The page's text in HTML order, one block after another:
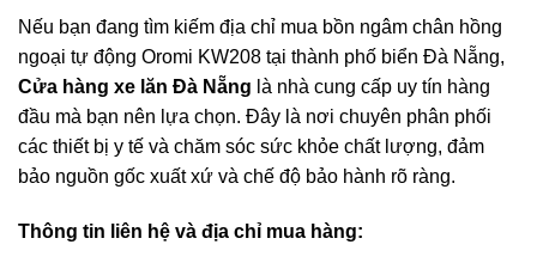
Nếu bạn đang tìm kiếm địa chỉ mua bồn ngâm chân hồng
ngoại tự động Oromi KW208 tại thành phố biển Đà Nẵng,
Cửa hàng xe lăn Đà Nẵng là nhà cung cấp uy tín hàng
đầu mà bạn nên lựa chọn. Đây là nơi chuyên phân phối
các thiết bị y tế và chăm sóc sức khỏe chất lượng, đảm
bảo nguồn gốc xuất xứ và chế độ bảo hành rõ ràng.
Thông tin liên hệ và địa chỉ mua hàng: